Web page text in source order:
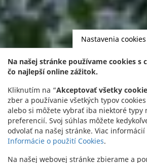
Nastavenia cookies
Na našej stránke používame cookies s
čo najlepší online zážitok.
Kliknutím na “Akceptovať všetky
zber a používanie všetkých typov
alebo si môžete vybrať iba niektoré typy
preferencií. Svoj súhlas môžete
odvolať na našej stránke. Viac
Informácie o použití Cookies.
Na našej webovej stránke zbierame a